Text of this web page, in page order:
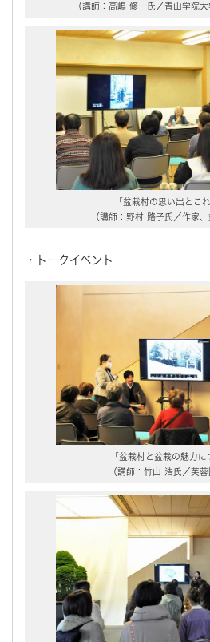
（講師：高嶋 修一氏／青山学院大
「盆栽村の思い出とこれ
（講師：野村 路子氏／作家、
・トークイベント
「盆栽村と盆栽の魅力に
（講師：竹山 浩氏／芙蓉